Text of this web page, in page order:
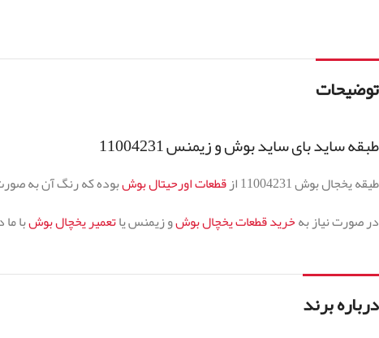
توضیحات
طبقه ساید بای ساید بوش و زیمنس 11004231
طیقه یخجال بوش 11004231 از قطعات اورحیتال بوشبوده که رنگ آن به
در صورت نیاز بهخرید قطعات یخچال بوشو زیمنس یاتعمیر یخچال بوشبا
درباره برند